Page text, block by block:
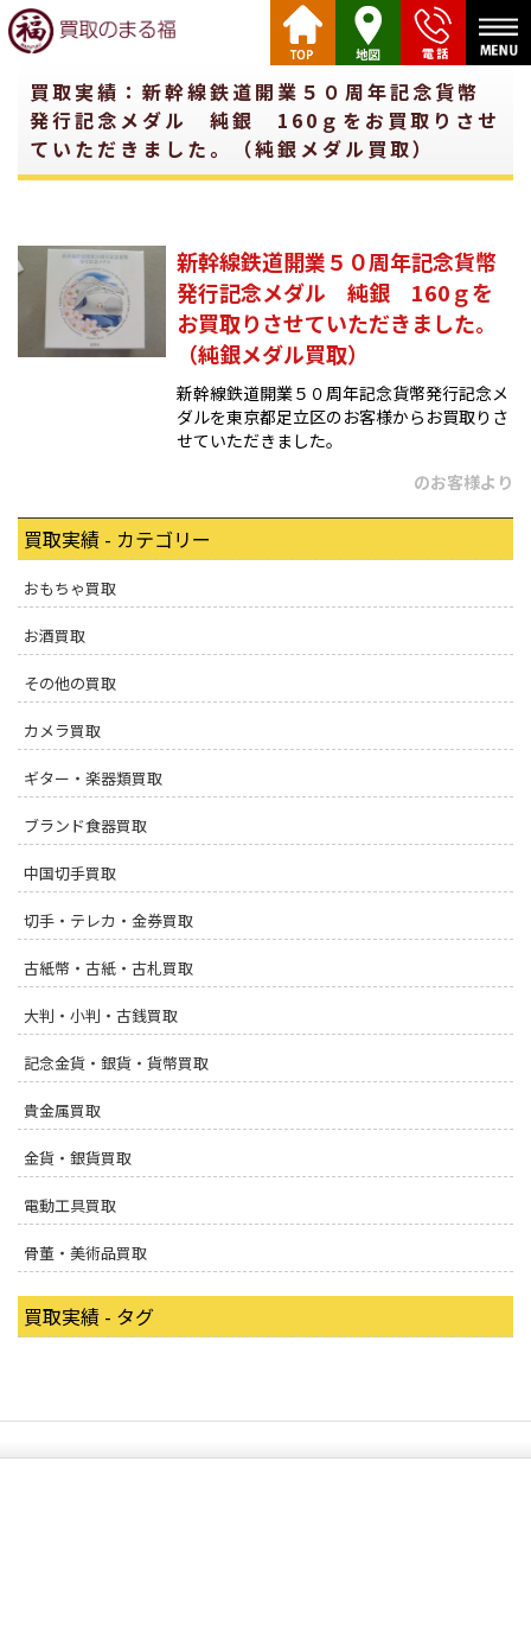
買取実績：新幹線鉄道開業５０周年記念貨幣
発行記念メダル 純銀 160ｇをお買取りさせ
ていただきました。（純銀メダル買取）
新幹線鉄道開業５０周年記念貨幣
発行記念メダル 純銀 160ｇを
お買取りさせていただきました。
（純銀メダル買取）
新幹線鉄道開業５０周年記念貨幣発行記念メ
ダルを東京都足立区のお客様からお買取りさ
せていただきました。
のお客様より
買取実績 - カテゴリー
おもちゃ買取
お酒買取
その他の買取
カメラ買取
ギター・楽器類買取
ブランド食器買取
中国切手買取
切手・テレカ・金券買取
古紙幣・古紙・古札買取
大判・小判・古銭買取
記念金貨・銀貨・貨幣買取
貴金属買取
金貨・銀貨買取
電動工具買取
骨董・美術品買取
買取実績 - タグ